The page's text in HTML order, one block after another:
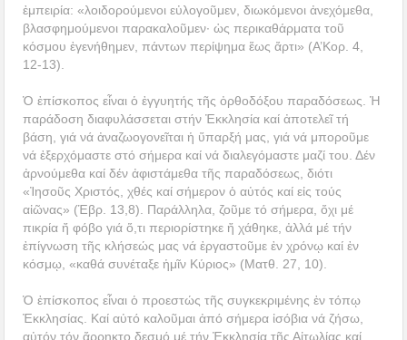
ἐμπειρία: «λοιδορούμενοι εὐλογοῦμεν, διωκόμενοι ἀνεχόμεθα,
βλασφημούμενοι παρακαλοῦμεν· ὡς περικαθάρματα τοῦ
κόσμου ἐγενήθημεν, πάντων περίψημα ἕως ἄρτι» (Α’Κορ. 4,
12-13).
Ὁ ἐπίσκοπος εἶναι ὁ ἐγγυητής τῆς ὀρθοδόξου παραδόσεως. Ἡ
παράδοση διαφυλάσσεται στήν Ἐκκλησία καί ἀποτελεῖ τή
βάση, γιά νά ἀναζωογονεῖται ἡ ὕπαρξή μας, γιά νά μποροῦμε
νά ἐξερχόμαστε στό σήμερα καί νά διαλεγόμαστε μαζί του. Δέν
ἀρνούμεθα καί δέν ἀφιστάμεθα τῆς παραδόσεως, διότι
«Ἰησοῦς Χριστός, χθές καί σήμερον ὁ αὐτός καί εἰς τούς
αἰῶνας» (Ἑβρ. 13,8). Παράλληλα, ζοῦμε τό σήμερα, ὄχι μέ
πικρία ἤ φόβο γιά ὅ,τι περιορίστηκε ἤ χάθηκε, ἀλλά μέ τήν
ἐπίγνωση τῆς κλήσεώς μας νά ἐργαστοῦμε ἐν χρόνῳ καί ἐν
κόσμῳ, «καθά συνέταξε ἡμῖν Κύριος» (Ματθ. 27, 10).
Ὁ ἐπίσκοπος εἶναι ὁ προεστώς τῆς συγκεκριμένης ἐν τόπῳ
Ἐκκλησίας. Καί αὐτό καλοῦμαι ἀπό σήμερα ἰσόβια νά ζήσω,
αὐτόν τόν ἄρρηκτο δεσμό μέ τήν Ἐκκλησία τῆς Αἰτωλίας καί